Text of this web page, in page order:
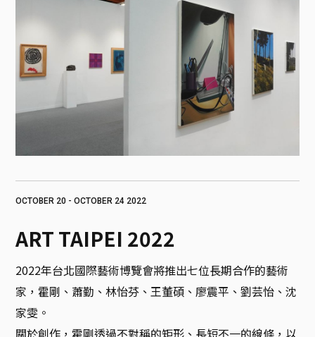
OCTOBER 20 - OCTOBER 24 2022
ART TAIPEI 2022
2022年台北國際藝術博覽會將推出七位長期合作的藝術
家，霍剛、蕭勤、林怡芬、王董碩、廖震平、劉芸怡、沈
家雯。
關於創作，霍剛透過不對稱的矩形、長短不一的線條，以